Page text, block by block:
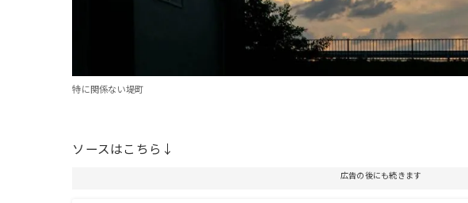
特に関係ない堤町
ソースはこちら↓
広告の後にも続きます